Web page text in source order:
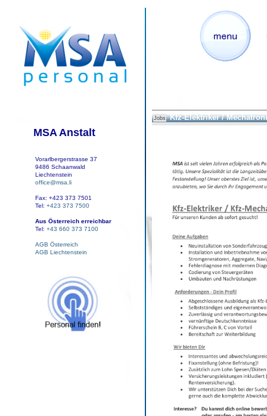
MSA Anstalt
Vorarlbergerstrasse 37
9486 Schaanwald
Liechtenstein
office@msa.li
Fax: +423 373 7501
Tel: +423 373 7500
Aus Österreich erreichbar
Tel: +43 660 373 7100
AGB Österreich
AGB Liechtenstein
Jobs Kfz-Elektriker /